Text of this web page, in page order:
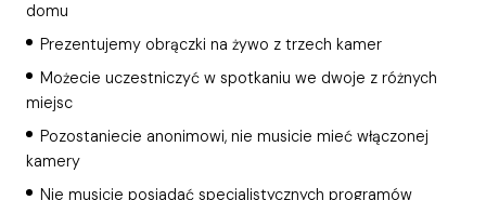
domu
Prezentujemy obrączki na żywo z trzech kamer
Możecie uczestniczyć w spotkaniu we dwoje z różnych
miejsc
Pozostaniecie anonimowi, nie musicie mieć włączonej
kamery
Nie musicie posiadać specjalistycznych programów